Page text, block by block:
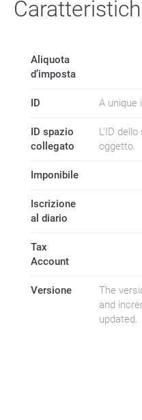
Aliquota
d’imposta
ID A unique
ID spazio
collegato
L'ID
oggetto.
Imponibile
Iscrizione
al diario
Tax
Account
Versione
The
and
updated.